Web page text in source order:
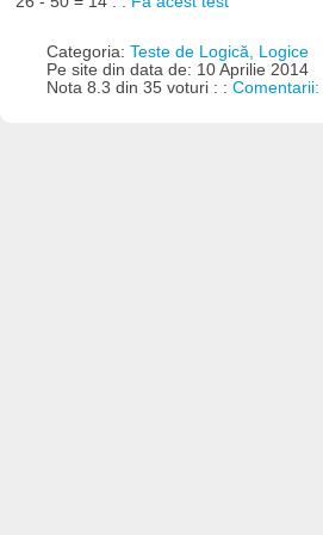
Categoria: Teste de Logică, Logice
Pe site din data de: 10 Aprilie 2014
Nota 8.3 din 35 voturi : : Comentarii: